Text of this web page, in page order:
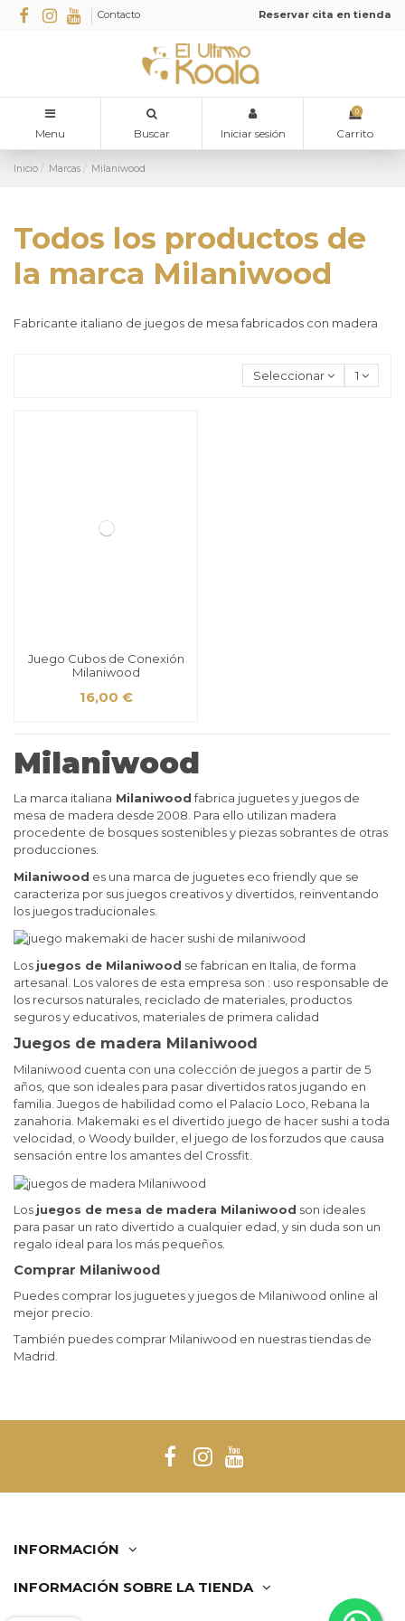
Contacto Reservar cita en tienda
Menu Buscar Iniciar sesión
0
Carrito
Inicio Marcas Milaniwood
Todos los productos de
la marca Milaniwood
Fabricante italiano de juegos de mesa fabricados con madera
Milaniwood
La marca italiana Milaniwoodfabrica juguetes y juegos de
mesa de madera desde 2008. Para ello utilizan madera
procedente de bosques sostenibles y piezas sobrantes de otras
producciones.
Milaniwood es una marca de juguetes eco friendly que se
caracteriza por sus juegos creativos y divertidos, reinventando
los juegos traducionales.
Los juegos de Milaniwood se fabrican en Italia, de forma
artesanal. Los valores de esta empresa son : uso responsable de
los recursos naturales, reciclado de materiales, productos
seguros y educativos, materiales de primera calidad
Juegos de madera Milaniwood
Milaniwood cuenta con una colección de juegos a partir de 5
años, que son ideales para pasar divertidos ratos jugando en
familia. Juegos de habilidad como el Palacio Loco, Rebana la
zanahoria. Makemaki es el divertido juego de hacer sushi a toda
velocidad, o Woody builder, el juego de los forzudos que causa
sensación entre los amantes del Crossfit.
Los juegos de mesa de madera Milaniwood son ideales
para pasar un rato divertido a cualquier edad, y sin duda son un
regalo ideal para los más pequeños.
Comprar Milaniwood
Puedes comprar los juguetes y juegos de Milaniwood online al
mejor precio.
También puedes comprar Milaniwood en nuestras tiendas de
Madrid.
Seleccionar 1
Juego Cubos de Conexión
Milaniwood
16,00 €
INFORMACIÓN
INFORMACIÓN SOBRE LA TIENDA